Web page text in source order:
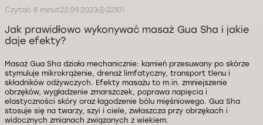
Czytać 8 minut22.09.2023 22101
Jak prawidłowo wykonywać masaż Gua Sha i jakie
daje efekty?
Masaż Gua Sha działa mechanicznie: kamień przesuwany po skórze
stymuluje mikrokrążenie, drenaż limfatyczny, transport tlenu i
składników odżywczych. Efekty masażu to m.in. zmniejszenie
obrzęków, wygładzenie zmarszczek, poprawa napięcia i
elastyczności skóry oraz łagodzenie bólu mięśniowego. Gua Sha
stosuje się na twarzy, szyi i ciele, zwłaszcza przy obrzękach i
widocznych zmianach związanych z wiekiem.